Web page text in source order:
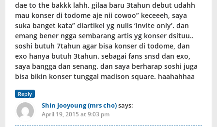
dae to the bakkk lahh. gilaa baru 3tahun debut udahh
mau konser di todome aje nii cowoo” keceeeh, saya
suka banget kata” diartikel yg nulis ‘invite only’. dan
emang bener ngga sembarang artis yg konser dsituu..
soshi butuh 7tahun agar bisa konser di todome, dan
exo hanya butuh 3tahun. sebagai fans snsd dan exo,
saya bangga dan senang. dan saya berharap soshi juga
bisa bikin konser tunggal madison square. haahahhaa
Reply
Shin Jooyoung (mrs cho)says:
April 19, 2015 at 9:03 pm